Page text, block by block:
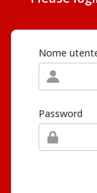
Nome
Password